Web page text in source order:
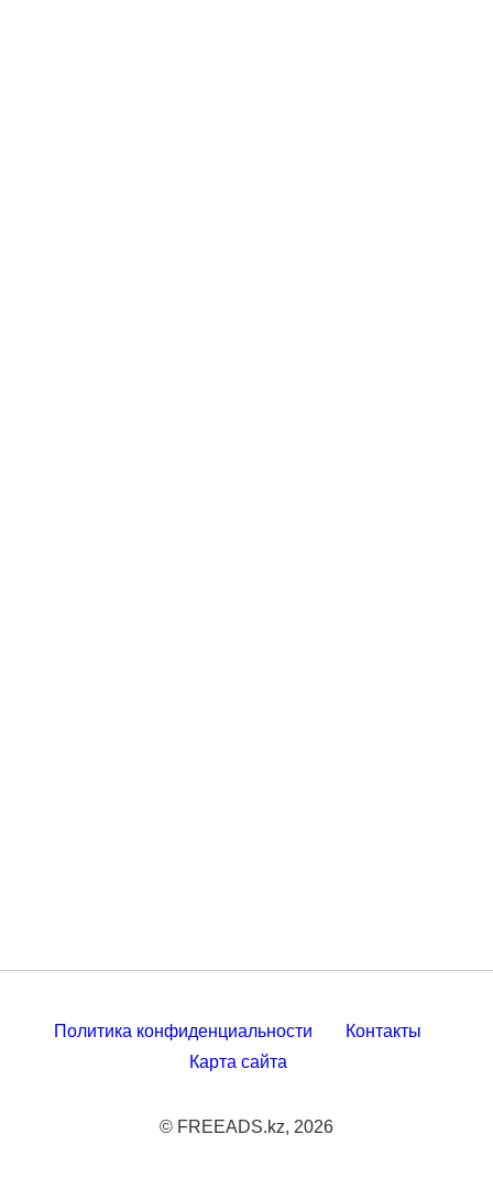
Политика конфиденциальности
Контакты
Карта сайта
© FREEADS.kz, 2026